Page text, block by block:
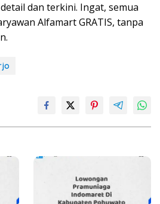
dan terkini. Ingat, semua
Alfamart GRATIS, tanpa